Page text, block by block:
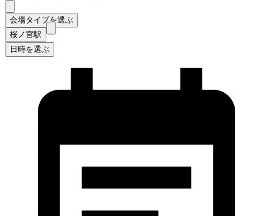
会場タイプを選ぶ
桜ノ宮駅
日時を選ぶ